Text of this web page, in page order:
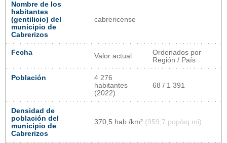
Nombre de los
habitantes
(gentilicio) del
municipio de
Cabrerizos
cabrericense
Fecha Valor actual
Ordenados por
Región / País
Población
4 276
habitantes
(2022)
68 / 1 391
Densidad de
población del
municipio de
Cabrerizos
370,5 hab./km² (959,7 pop/sq mi)